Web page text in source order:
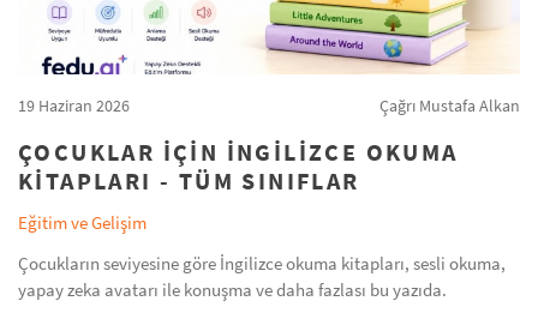
19 Haziran 2026 Çağrı Mustafa Alkan
ÇOCUKLAR IÇIN İNGILIZCE OKUMA
KITAPLARI - TÜM SINIFLAR
Eğitim ve Gelişim
Çocukların seviyesine göre İngilizce okuma kitapları, sesli okuma,
yapay zeka avatarı ile konuşma ve daha fazlası bu yazıda.